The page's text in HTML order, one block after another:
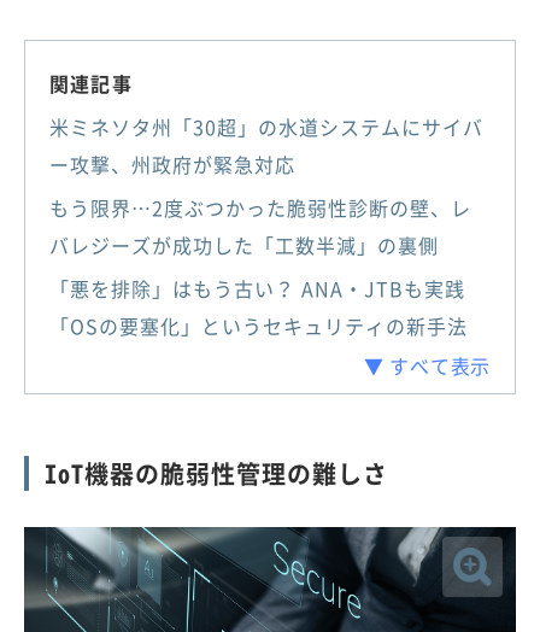
関連記事
米ミネソタ州「30超」の水道システムにサイバ
ー攻撃、州政府が緊急対応
もう限界…2度ぶつかった脆弱性診断の壁、レ
バレジーズが成功した「工数半減」の裏側
「悪を排除」はもう古い？ ANA・JTBも実践
「OSの要塞化」というセキュリティの新手法
▼ すべて表示
IoT機器の脆弱性管理の難しさ